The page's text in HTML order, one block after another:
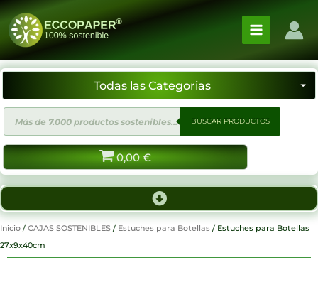
Ir
contenido
de
productos
BUSCAR PRODUCTOS
0,00 €
Inicio / CAJAS SOSTENIBLES / Estuches para Botellas / Estuches para Botellas
27x9x40cm